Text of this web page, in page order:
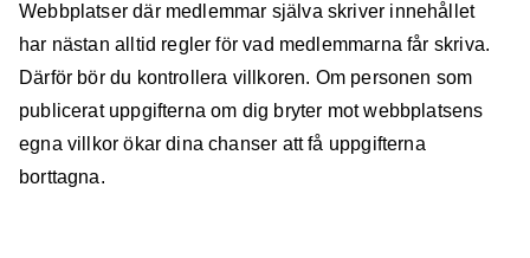
Webbplatser där medlemmar själva skriver innehållet
har nästan alltid regler för vad medlemmarna får skriva.
Därför bör du kontrollera villkoren. Om personen som
publicerat uppgifterna om dig bryter mot webbplatsens
egna villkor ökar dina chanser att få uppgifterna
borttagna.